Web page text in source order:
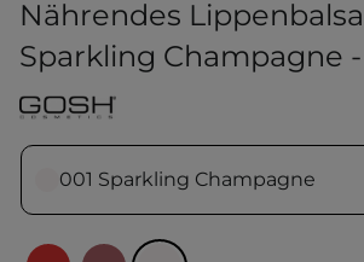
Nährendes
Sparkling Champagne -
001 Sparkling Champagne